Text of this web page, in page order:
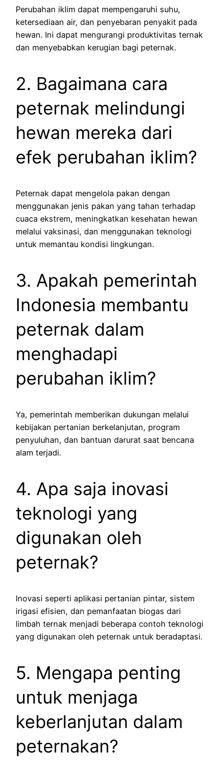
Perubahan iklim dapat mempengaruhi suhu,
ketersediaan air, dan penyebaran penyakit pada
hewan. Ini dapat mengurangi produktivitas ternak
dan menyebabkan kerugian bagi peternak.
2. Bagaimana cara
peternak melindungi
hewan mereka dari
efek perubahan iklim?
Peternak dapat mengelola pakan dengan
menggunakan jenis pakan yang tahan terhadap
cuaca ekstrem, meningkatkan kesehatan hewan
melalui vaksinasi, dan menggunakan teknologi
untuk memantau kondisi lingkungan.
3. Apakah pemerintah
Indonesia membantu
peternak dalam
menghadapi
perubahan iklim?
Ya, pemerintah memberikan dukungan melalui
kebijakan pertanian berkelanjutan, program
penyuluhan, dan bantuan darurat saat bencana
alam terjadi.
4. Apa saja inovasi
teknologi yang
digunakan oleh
peternak?
Inovasi seperti aplikasi pertanian pintar, sistem
irigasi efisien, dan pemanfaatan biogas dari
limbah ternak menjadi beberapa contoh teknologi
yang digunakan oleh peternak untuk beradaptasi.
5. Mengapa penting
untuk menjaga
keberlanjutan dalam
peternakan?